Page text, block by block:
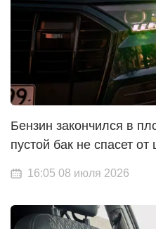
Бензин закончился в
пустой бак не спасет
16:05 08 июля 2026